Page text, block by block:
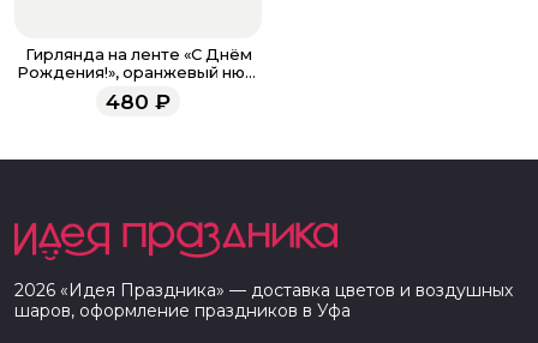
Гирлянда на ленте «С Днём
Рождения!», оранжевый нюд,
200 см
480 ₽
2026 «Идея Праздника» — доставка цветов и воздушных
шаров, оформление праздников в Уфа